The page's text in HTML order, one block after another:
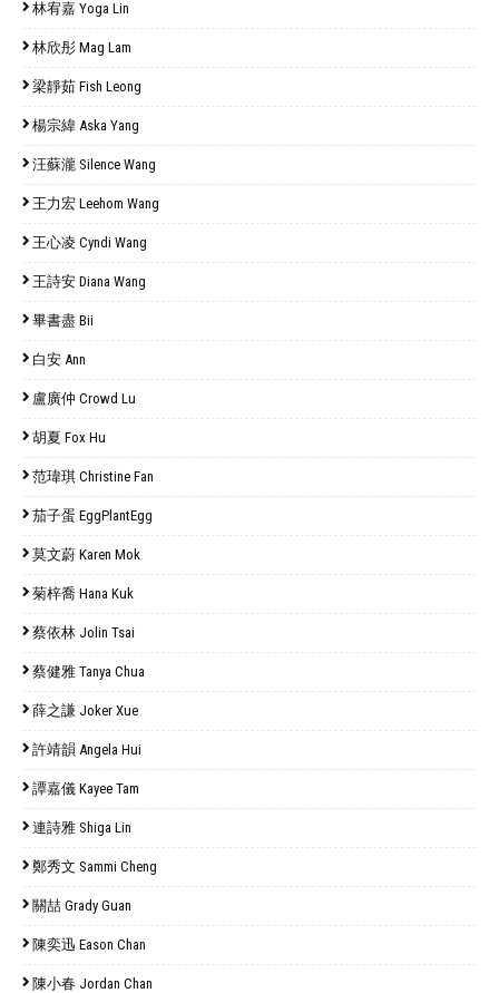
林宥嘉 Yoga Lin
林欣彤 Mag Lam
梁靜茹 Fish Leong
楊宗緯 Aska Yang
汪蘇瀧 Silence Wang
王力宏 Leehom Wang
王心凌 Cyndi Wang
王詩安 Diana Wang
畢書盡 Bii
白安 Ann
盧廣仲 Crowd Lu
胡夏 Fox Hu
范瑋琪 Christine Fan
茄子蛋 EggPlantEgg
莫文蔚 Karen Mok
菊梓喬 Hana Kuk
蔡依林 Jolin Tsai
蔡健雅 Tanya Chua
薛之謙 Joker Xue
許靖韻 Angela Hui
譚嘉儀 Kayee Tam
連詩雅 Shiga Lin
鄭秀文 Sammi Cheng
關喆 Grady Guan
陳奕迅 Eason Chan
陳小春 Jordan Chan